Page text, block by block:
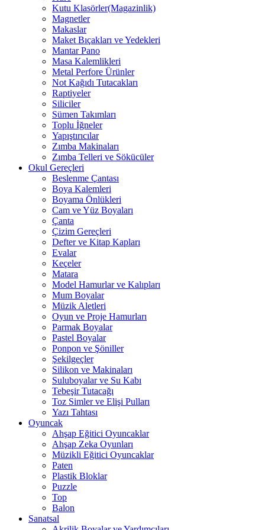
Kutu Klasörler(Magazinlik)
Magnetler
Makaslar
Maket Bıçakları ve Yedekleri
Mantar Pano
Masa Kalemlikleri
Metal Perfore Ürünler
Not Kağıdı Tutacakları
Raptiyeler
Siliciler
Sümen Takımları
Toplu İğneler
Yapıştırıcılar
Zımba Makinaları
Zımba Telleri ve Sökücüler
Okul Gereçleri
Beslenme Çantası
Boya Kalemleri
Boyama Önlükleri
Cam ve Yüz Boyaları
Çanta
Çizim Gereçleri
Defter ve Kitap Kapları
Evalar
Keçeler
Matara
Model Hamurlar ve Kalıpları
Mum Boyalar
Müzik Aletleri
Oyun ve Proje Hamurları
Parmak Boyalar
Pastel Boyalar
Ponpon ve Şöniller
Şekilgeçler
Silikon ve Makinaları
Suluboyalar ve Su Kabı
Tebeşir Tutacağı
Toz Simler ve Elişi Pulları
Yazı Tahtası
Oyuncak
Ahşap Eğitici Oyuncaklar
Ahşap Zeka Oyunları
Müzikli Eğitici Oyuncaklar
Paten
Plastik Bloklar
Puzzle
Top
Balon
Sanatsal